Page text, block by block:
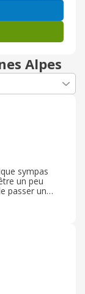
Alpes
sympas
un peu
passer un
proche du
prévoir le
ou entre